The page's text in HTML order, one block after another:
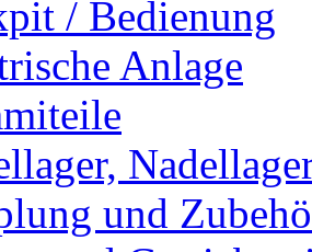
/ Bedienung
Anlage
und